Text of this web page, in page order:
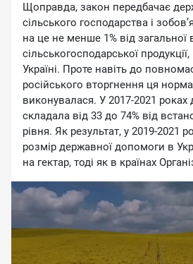
Щоправда, закон передбачає
сільського господарства і
на це не менше 1% від загальної
сільськогосподарської
Україні. Проте навіть до
російського вторгнення ця
виконувалася. У 2017-2021
складала від 33 до 74% від
рівня. Як результат, у 2019-2021
розмір державної допомоги в
на гектар, тоді як в країнах
економічно розвинених
показник складав в середньому
сільськогосподарських угідь.
разів. Цей пост для розумників,
коментарях, що хитрожопі